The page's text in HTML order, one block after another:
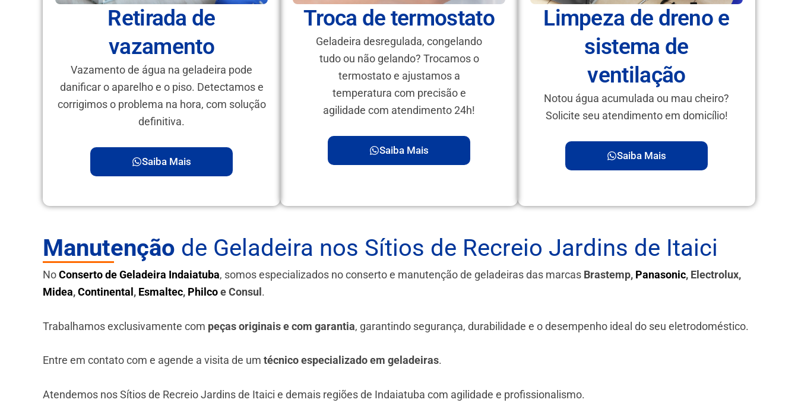
Retirada de
vazamento
Vazamento de água na geladeira pode
danificar o aparelho e o piso. Detectamos e
corrigimos o problema na hora, com solução
definitiva.
Saiba Mais
Troca de termostato
Geladeira desregulada, congelando
tudo ou não gelando? Trocamos o
termostato e ajustamos a
temperatura com precisão e
agilidade com atendimento 24h!
Saiba Mais
Limpeza de dreno e
sistema de
ventilação
Notou água acumulada ou mau cheiro?
Solicite seu atendimento em domicílio!
Saiba Mais
Manutenção de Geladeira nos Sítios de Recreio Jardins de Itaici
NoConserto de Geladeira Indaiatuba, somos especializados no conserto e manutenção de geladeiras das marcas Brastemp, Panasonic, Electrolux,
Midea,Continental , Esmaltec, Philcoe Consul .
Trabalhamos exclusivamente com peças originais e com garantia, garantindo segurança, durabilidade e o desempenho ideal do seu eletrodoméstico.
Entre em contato com e agende a visita de um técnico especializado em geladeiras.
Atendemos nos Sítios de Recreio Jardins de Itaici e demais regiões de Indaiatuba com agilidade e profissionalismo.